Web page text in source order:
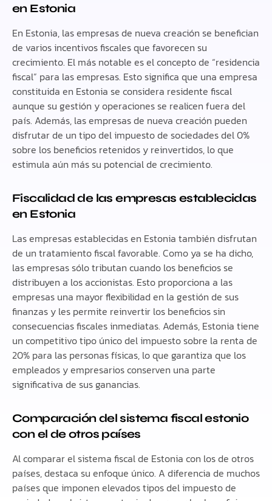
en Estonia
En Estonia, las empresas de nueva creación se benefician
de varios incentivos fiscales que favorecen su
crecimiento. El más notable es el concepto de “residencia
fiscal” para las empresas. Esto significa que una empresa
constituida en Estonia se considera residente fiscal
aunque su gestión y operaciones se realicen fuera del
país. Además, las empresas de nueva creación pueden
disfrutar de un tipo del impuesto de sociedades del 0%
sobre los beneficios retenidos y reinvertidos, lo que
estimula aún más su potencial de crecimiento.
Fiscalidad de las empresas establecidas
en Estonia
Las empresas establecidas en Estonia también disfrutan
de un tratamiento fiscal favorable. Como ya se ha dicho,
las empresas sólo tributan cuando los beneficios se
distribuyen a los accionistas. Esto proporciona a las
empresas una mayor flexibilidad en la gestión de sus
finanzas y les permite reinvertir los beneficios sin
consecuencias fiscales inmediatas. Además, Estonia tiene
un competitivo tipo único del impuesto sobre la renta de
20% para las personas físicas, lo que garantiza que los
empleados y empresarios conserven una parte
significativa de sus ganancias.
Comparación del sistema fiscal estonio
con el de otros países
Al comparar el sistema fiscal de Estonia con los de otros
países, destaca su enfoque único. A diferencia de muchos
países que imponen elevados tipos del impuesto de